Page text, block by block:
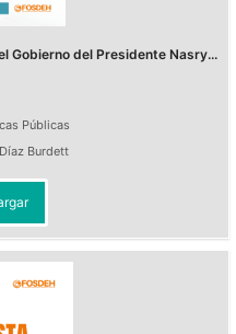
Gobierno del Presidente Nasry...
Públicas
Burdett